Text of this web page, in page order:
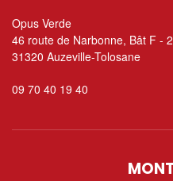
Opus Verde
46 route de Narbonne, Bât F - 2
31320 Auzeville-Tolosane
09 70 40 19 40